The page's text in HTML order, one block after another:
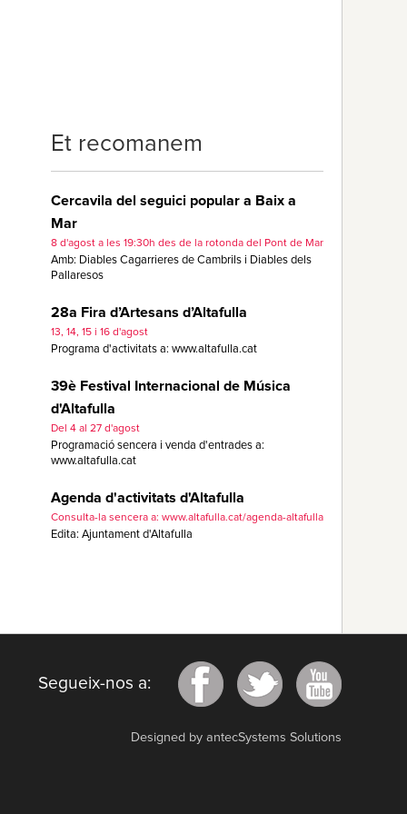
Et recomanem
Cercavila del seguici popular a Baix a
Mar
8 d'agost a les 19:30h des de la rotonda del Pont de Mar
Amb: Diables Cagarrieres de Cambrils i Diables dels
Pallaresos
28a Fira d’Artesans d’Altafulla
13, 14, 15 i 16 d'agost
Programa d'activitats a: www.altafulla.cat
39è Festival Internacional de Música
d'Altafulla
Del 4 al 27 d'agost
Programació sencera i venda d'entrades a:
www.altafulla.cat
Agenda d'activitats d'Altafulla
Consulta-la sencera a: www.altafulla.cat/agenda-altafulla
Edita: Ajuntament d'Altafulla
Segueix-nos a:
Designed by antecSystems Solutions